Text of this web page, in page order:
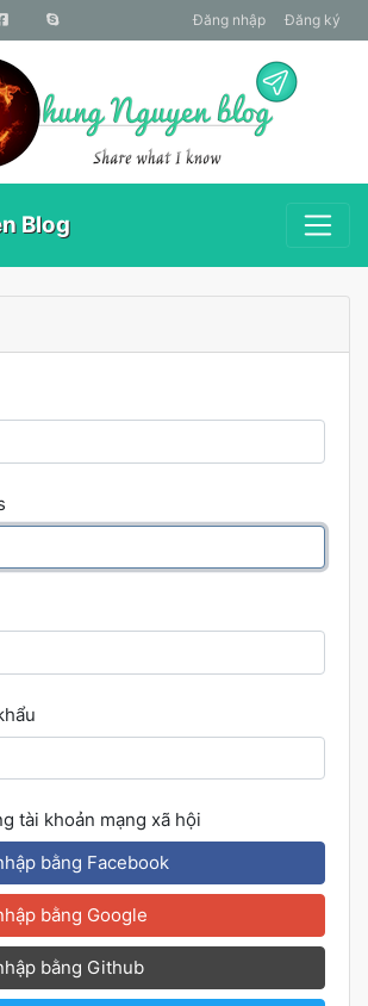
Đăng nhập Đăng ký
Blog
tài khoản mạng xã hội
bằng Facebook
bằng Google
bằng Github